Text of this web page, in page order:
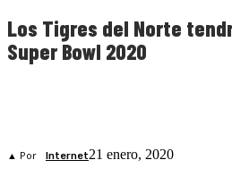
Los Tigres del Norte
Super Bowl 2020
▲ Por Internet21 enero, 2020